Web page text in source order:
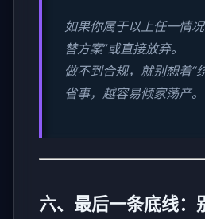
如果你属于以上任一情
替方案”或直接放弃。
做不到合规，就别想着
省事，越容易倾家荡产。
六、最后一条底线：